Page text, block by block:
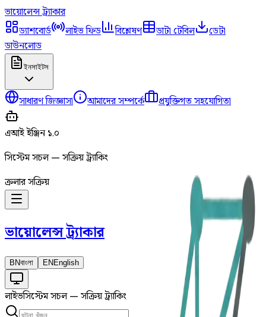
ভায়োলেন্সট্র্যাকার
ড্যাশবোর্ড
লাইভ ফিড বিশ্লেষণ ডাটা টেবিল
ডেটা
ডাউনলোড
ইনসাইটস
সাধারণ জিজ্ঞাসা আমাদের সম্পর্কে প্রযুক্তিগত সহযোগিতা
এআই ইঞ্জিন ১.০
সিস্টেম সচল — সক্রিয় ট্র্যাকিং
ক্রলার সক্রিয়
ভায়োলেন্সট্র্যাকার
BNবাংলা EN English
লাইভসিস্টেম সচল — সক্রিয় ট্র্যাকিং